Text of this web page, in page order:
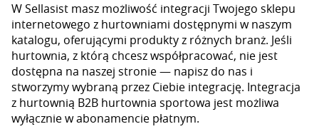
W Sellasist masz możliwość integracji Twojego sklepu
internetowego z hurtowniami dostępnymi w naszym
katalogu, oferującymi produkty z różnych branż. Jeśli
hurtownia, z którą chcesz współpracować, nie jest
dostępna na naszej stronie — napisz do nas i
stworzymy wybraną przez Ciebie integrację. Integracja
z hurtownią B2B hurtownia sportowa jest możliwa
wyłącznie w abonamencie płatnym.